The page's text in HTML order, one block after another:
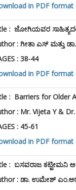
in PDF format
: ಜೋಗಿಯವರ
: ಗೀತಾ ಎಸ್ ಮತ್ತು
: 38-44
in PDF format
: Barriers for Older
: Mr. Vijeta Y &
: 45-61
in PDF format
: ಬಸವರಾಜ ಕಟ್ಟೀಮನಿ
: ಡಾ. ಉಮೇಶ್